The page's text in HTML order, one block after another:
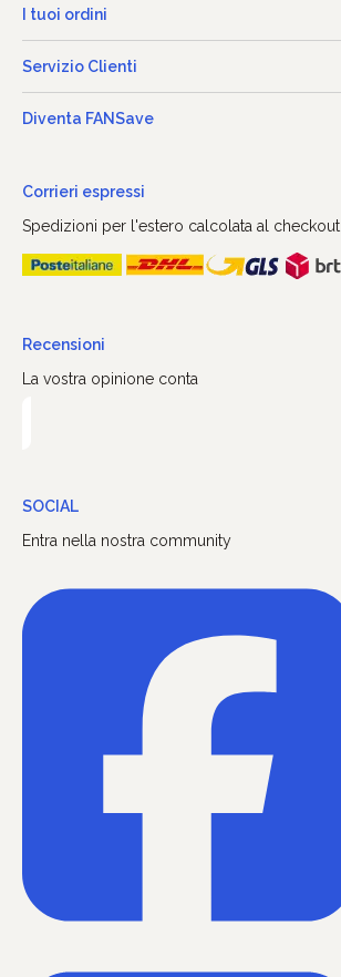
I tuoi ordini
Servizio Clienti
Diventa FANSave
Corrieri espressi
Spedizioni per l'estero calcolata al checkout
Recensioni
La vostra opinione conta
SOCIAL
Entra nella nostra community